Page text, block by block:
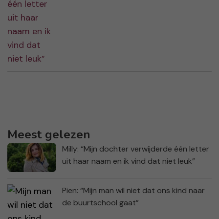
Meest gelezen
Milly: “Mijn dochter verwijderde één letter
uit haar naam en ik vind dat niet leuk”
Pien: “Mijn man wil niet dat ons kind naar
de buurtschool gaat”